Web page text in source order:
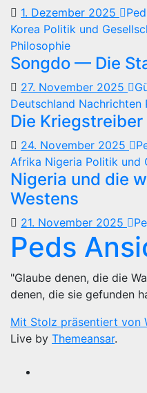
1. Dezember 2025
Ped
Korea Politik und
Philosophie
Songdo — Die
27. November 2025
Deutschland Nachrichten
Die
24. November 2025
Afrika Nigeria Politik und
Nigeria und die
Westens
21. November 2025
Peds
"Glaube denen, die die
denen, die sie gefunden
Mit Stolz präsentiert von
Live by Themeansar.